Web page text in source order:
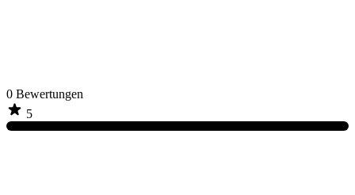
0 Bewertungen
5